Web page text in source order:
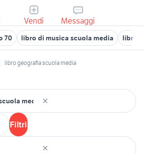
Vendi Messaggi
70 libro di musica scuola media libri
libro geografia scuola media
Filtri